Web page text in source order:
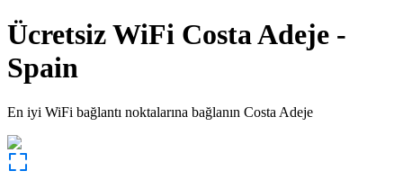
Ücretsiz WiFi Costa Adeje -
Spain
En iyi WiFi bağlantı noktalarına bağlanın Costa Adeje